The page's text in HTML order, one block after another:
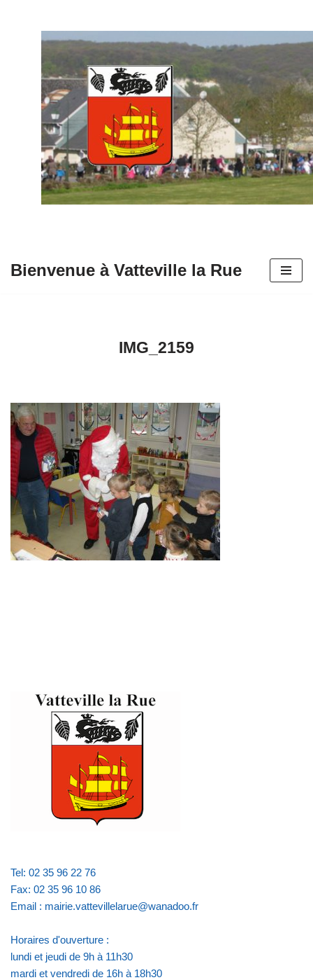
contenu
Bienvenue à Vatteville la Rue
IMG_2159
Tel: 02 35 96 22 76
Fax: 02 35 96 10 86
Email : mairie.vattevillelarue@wanadoo.fr
Horaires d'ouverture :
lundi et jeudi de 9h à 11h30
mardi et vendredi de 16h à 18h30